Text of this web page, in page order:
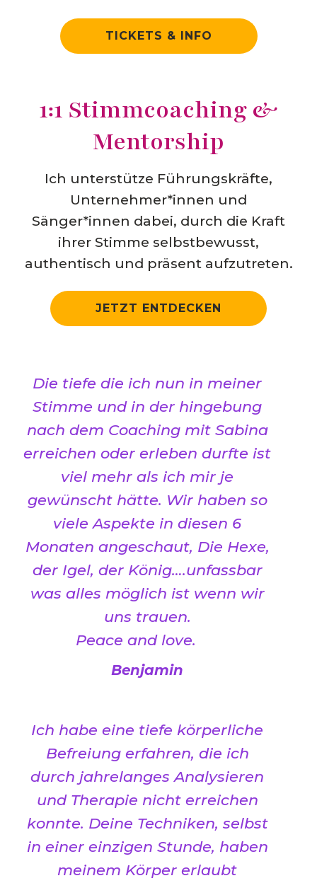
TICKETS & INFO
1:1 Stimmcoaching &
Mentorship
Ich unterstütze Führungskräfte,
Unternehmer*innen und
Sänger*innen dabei, durch die Kraft
ihrer Stimme selbstbewusst,
authentisch und präsent aufzutreten.
JETZT ENTDECKEN
Die tiefe die ich nun in meiner
Stimme und in der hingebung
nach dem Coaching mit Sabina
erreichen oder erleben durfte ist
viel mehr als ich mir je
gewünscht hätte. Wir haben so
viele Aspekte in diesen 6
Monaten angeschaut, Die Hexe,
der Igel, der König….unfassbar
was alles möglich ist wenn wir
uns trauen.
Peace and love.
Benjamin
Ich habe eine tiefe körperliche
Befreiung erfahren, die ich
durch jahrelanges Analysieren
und Therapie nicht erreichen
konnte. Deine Techniken, selbst
in einer einzigen Stunde, haben
meinem Körper erlaubt